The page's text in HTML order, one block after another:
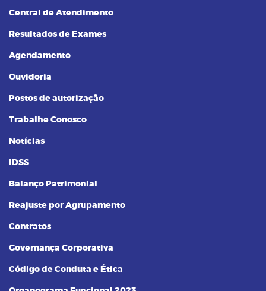
Central de Atendimento
Resultados de Exames
Agendamento
Ouvidoria
Postos de autorização
Trabalhe Conosco
Notícias
IDSS
Balanço Patrimonial
Reajuste por Agrupamento
Contratos
Governança Corporativa
Código de Conduta e Ética